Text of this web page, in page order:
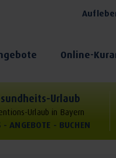
Online-
Urlaub
Urlaub in Bayern
- ANGEBOTE - BUCHEN